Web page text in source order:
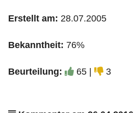
Erstellt am: 28.07.2005
Bekanntheit: 76%
Beurteilung: 65 | 3